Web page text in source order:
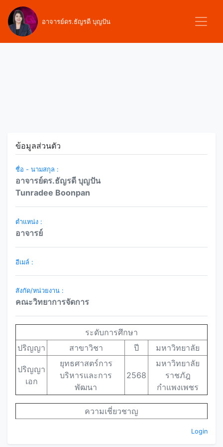
อาจารย์ดร.ธัญรดี บุญปัน
ข้อมูลส่วนตัว
ชื่อ - นามสกุล :
อาจารย์ดร.ธัญรดี บุญปัน
Tunradee Boonpan
ตำแหน่ง :
อาจารย์
อีเมล์ :
สังกัด/หน่วยงาน :
คณะวิทยาการจัดการ
ระดับการศึกษา
ปริญญา
สาขาวิชา ปี มหาวิทยาลัย
ปริญญา
เอก
ยุทธศาสตร์การ
บริหารและการ
พัฒนา
2568
มหาวิทยาลัย
ราชภัฎ
กำแพงเพชร
ความเชี่ยวชาญ
Login